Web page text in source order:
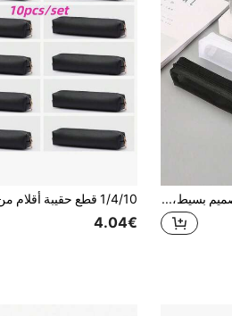
مقلمة شبكية شفافة بتصميم بسيط، حقيبة تخزين مستلزمات الامتحانات للطلاب، حقيبة تخزين مربعة صغيرة، العودة إلى المدرسة، العودة إلى المدرسة، مستلزمات مدرسية، مقلمة، حقيبة ظهر
4.04€